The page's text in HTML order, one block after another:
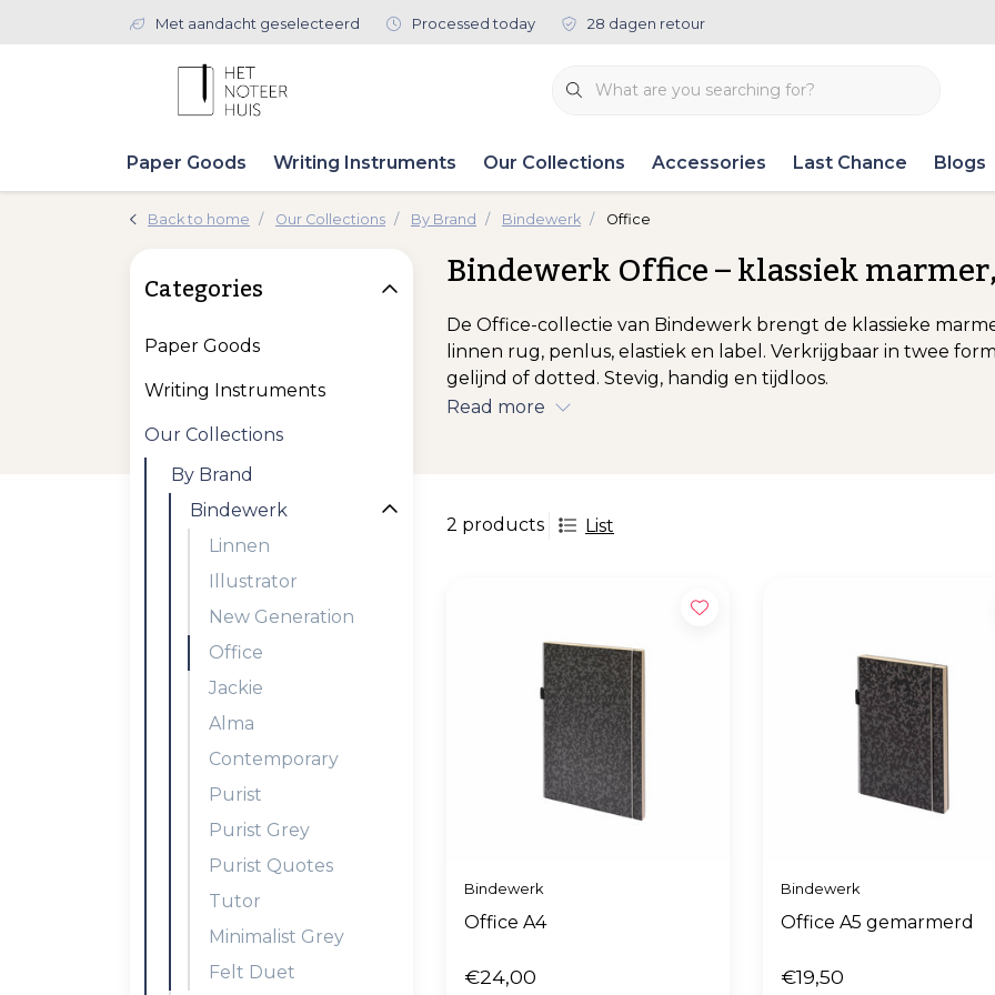
Met aandacht geselecteerd Processed today 28 dagen retour
Paper Goods Writing Instruments Our Collections Accessories Last Chance Blogs
Back to home Our Collections By Brand Bindewerk Office
Bindewerk Office – klassiek
De Office-collectie van Bindewerk brengt de klassieke
linnen rug, penlus, elastiek en label. Verkrijgbaar in twee
gelijnd of dotted. Stevig, handig en tijdloos.
Read more
2 products List
Bindewerk
Office A4
€24,00
Bindewerk
Office A5 gemarmerd
€19,50
Categories
Paper Goods
Writing Instruments
Our Collections
By Brand
Bindewerk
Linnen
Illustrator
New Generation
Office
Jackie
Alma
Contemporary
Purist
Purist Grey
Purist Quotes
Tutor
Minimalist Grey
Felt Duet